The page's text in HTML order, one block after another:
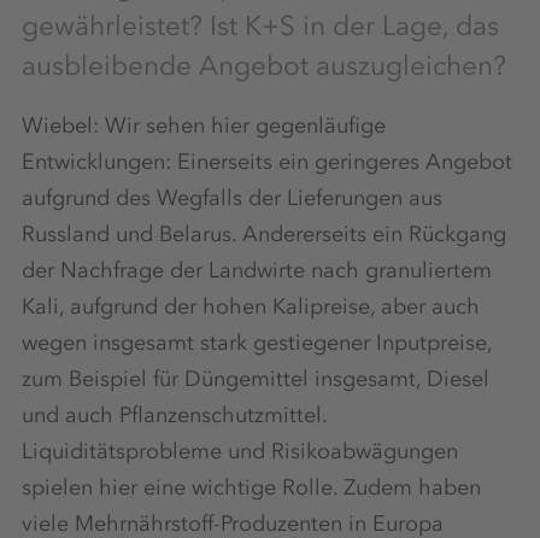
gewährleistet? Ist K+S in der Lage, das
ausbleibende Angebot auszugleichen?
Wiebel: Wir sehen hier gegenläufige
Entwicklungen: Einerseits ein geringeres Angebot
aufgrund des Wegfalls der Lieferungen aus
Russland und Belarus. Andererseits ein Rückgang
der Nachfrage der Landwirte nach granuliertem
Kali, aufgrund der hohen Kalipreise, aber auch
wegen insgesamt stark gestiegener Inputpreise,
zum Beispiel für Düngemittel insgesamt, Diesel
und auch Pflanzenschutzmittel.
Liquiditätsprobleme und Risikoabwägungen
spielen hier eine wichtige Rolle. Zudem haben
viele Mehrnährstoff-Produzenten in Europa